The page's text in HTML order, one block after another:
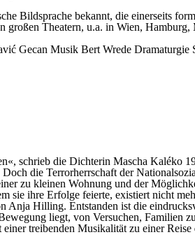
Bildsprache bekannt, die einerseits
großen Theatern, u.a. in Wien,
Gecan Musik Bert Wrede Dramaturgie
schrieb die Dichterin Mascha Kaléko
die Terrorherrschaft der
zu kleinen Wohnung und der
sie ihre Erfolge feierte, existiert nicht
Anja Hilling. Entstanden ist die
liegt, von Versuchen,
treibenden Musikalität zu einer